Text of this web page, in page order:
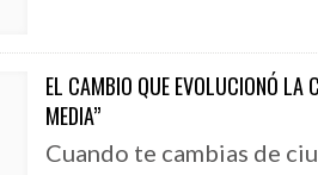
EL CAMBIO QUE EVOLUCIONÓ LA
MEDIA”
Cuando te cambias de